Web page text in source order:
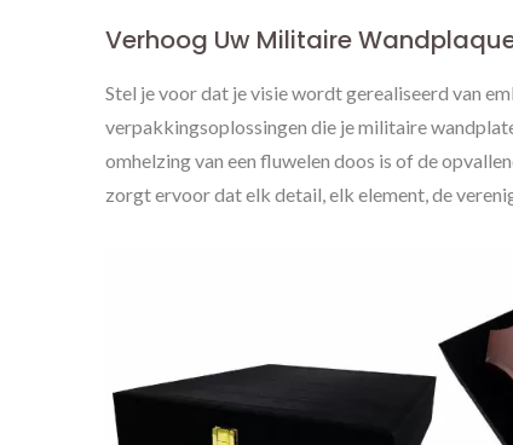
Verhoog Uw Militaire
Stel je voor dat je visie wordt gerealiseerd van
verpakkingsoplossingen die je militaire
omhelzing van een fluwelen doos is of de
zorgt ervoor dat elk detail, elk element, de